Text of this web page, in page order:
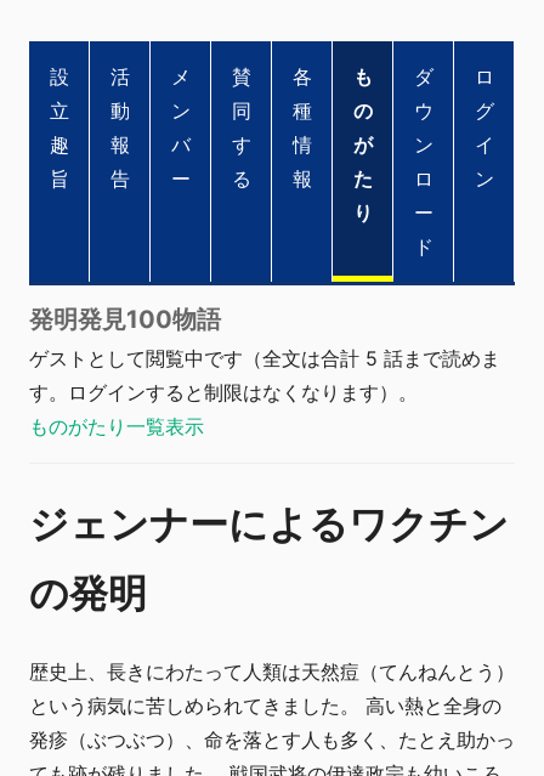
設
立
趣
旨
活
動
報
告
メ
ン
バ
ー
賛
同
す
る
各
種
情
報
も
の
が
た
り
ダ
ウ
ン
ロ
ー
ド
ロ
グ
イ
ン
発明発見100物語
ゲストとして閲覧中です（全文は合計 5 話まで読めま
す。ログインすると制限はなくなります）。
ものがたり一覧表示
ジェンナーによるワクチン
の発明
歴史上、長きにわたって人類は天然痘（てんねんとう）
という病気に苦しめられてきました。 高い熱と全身の
発疹（ぶつぶつ）、命を落とす人も多く、たとえ助かっ